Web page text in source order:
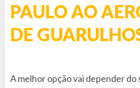
PAULO AO
DE
A melhor opção vai depender do